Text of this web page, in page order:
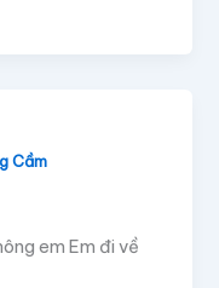
Cầm
em Em đi về